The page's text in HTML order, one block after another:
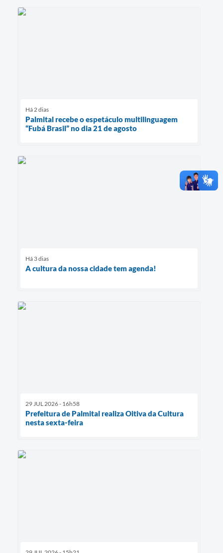
Há 2 dias
Palmital recebe o espetáculo multilinguagem
“Fubá Brasil” no dia 21 de agosto
Há 3 dias
A cultura da nossa cidade tem agenda!
29 JUL 2026 - 16h58
Prefeitura de Palmital realiza Oitiva da Cultura
nesta sexta-feira